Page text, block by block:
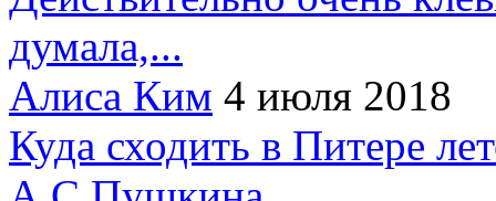
думала,...
Алиса Ким 4 июля 2018
Куда сходить в Питере